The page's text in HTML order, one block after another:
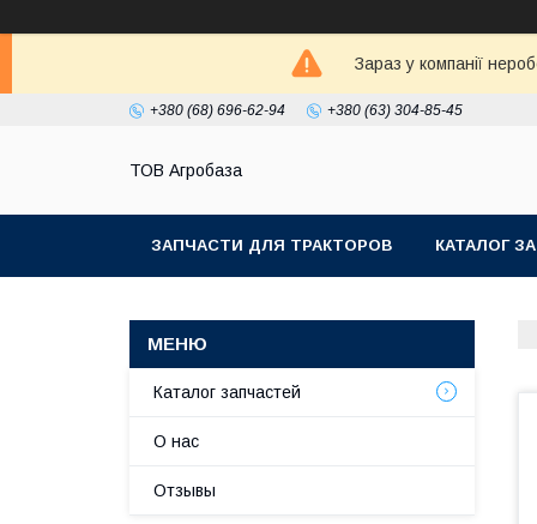
Зараз у компанії
+380 (68) 696-62-94 +380 (63) 304-85-45
ТОВ Агробаза
ЗАПЧАСТИ ДЛЯ ТРАКТОРОВ КАТАЛОГ
Каталог запчастей
О нас
Отзывы